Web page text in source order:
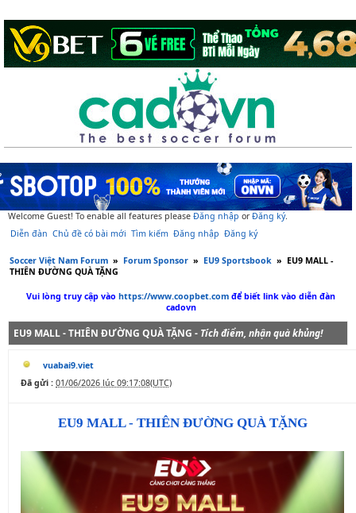
Welcome Guest! To enable all features please Đăng nhập orĐăng ký.
Diễn đàn Chủ đề có bài mới Tìm kiếm Đăng nhập Đăng ký
Soccer Việt Nam Forum » Forum Sponsor » EU9 Sportsbook » EU9 MALL -
THIÊN ĐƯỜNG QUÀ TẶNG
Vui lòng truy cập vàohttps://www.coopbet.comđể biết link vào diễn đàn
cadovn
EU9 MALL - THIÊN ĐƯỜNG QUÀ TẶNG - Tích điểm, nhận quà khủng!
vuabai9.viet
Đã gửi : 01/06/2026 lúc 09:17:08(UTC)
EU9 MALL - THIÊN ĐƯỜNG QUÀ TẶNG